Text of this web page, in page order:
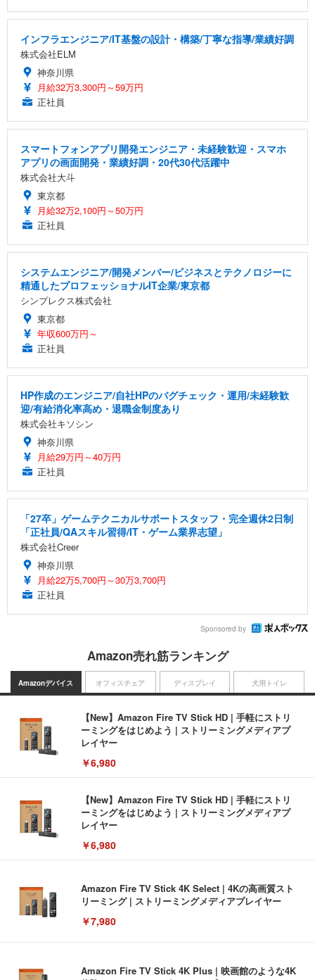
インフラエンジニア/IT基盤の設計・構築/丁寧な指導/業績好調
株式会社ELM
神奈川県
月給32万3,300円～59万円
正社員
スマートフォンアプリ開発エンジニア・未経験歓迎・スマホ
アプリの画面開発・業績好調・20代30代活躍中
株式会社大斗
東京都
月給32万2,100円～50万円
正社員
システムエンジニア/開発メンバー/ビジネスとテクノロジーに
精通したプロフェッショナルIT企業/東京都
シンプレクス株式会社
東京都
年収600万円～
正社員
HP作成のエンジニア/自社HPのバグチェック・運用/未経験歓
迎/有給消化率高め・退職金制度あり
株式会社キソシン
神奈川県
月給29万円～40万円
正社員
「27卒」ゲームテクニカルサポートスタッフ・完全週休2日制
「正社員/QAスキル習得/IT・ゲーム業界志望」
株式会社Creer
神奈川県
月給22万5,700円～30万3,700円
正社員
Sponsored by
Amazon売れ筋ランキング
Amazonデバイス
【New】Amazon Fire TV Stick HD | 手軽にストリ
ーミングをはじめよう | ストリーミングメディアプ
レイヤー
￥6,980
【New】Amazon Fire TV Stick HD | 手軽にストリ
ーミングをはじめよう | ストリーミングメディアプ
レイヤー
￥6,980
Amazon Fire TV Stick 4K Select | 4Kの高画質スト
リーミング | ストリーミングメディアプレイヤー
￥7,980
Amazon Fire TV Stick 4K Plus | 映画館のような4K
オフィスチェア ディスプレイ 犬用トイレ